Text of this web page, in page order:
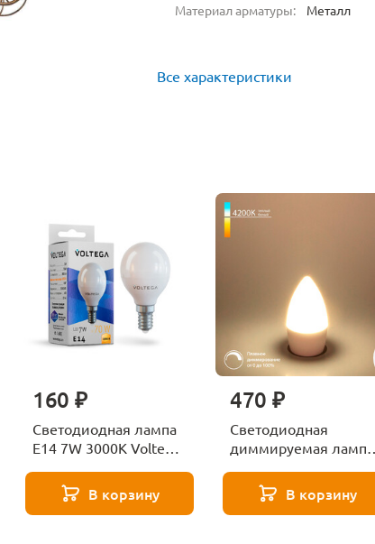
Материал арматуры:
Металл
Все характеристики
160 ₽
Светодиодная лампа
E14 7W 3000K Voltega
В корзину
470 ₽
Светодиодная
диммируемая лампа
Elektrostandard
BLE1448
В корзину